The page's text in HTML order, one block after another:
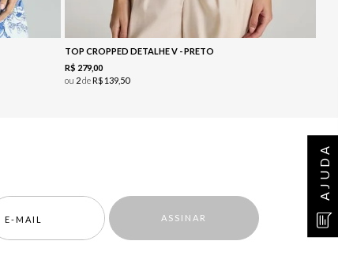
AJUDA
TOP CROPPED DETALHE V - PRETO
R$ 279,00
ou 2deR$ 139 50
ASSINAR